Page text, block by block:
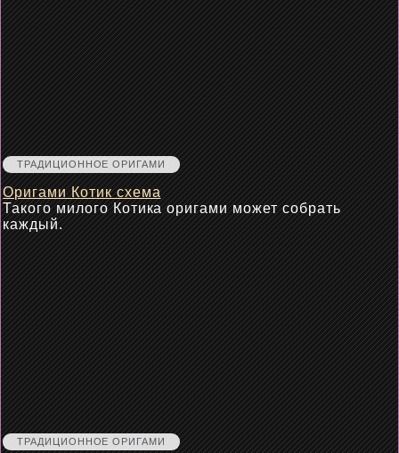
ТРАДИЦИОННОЕ ОРИГАМИ
Оригами Котик схема
Такого милого Котика оригами может собрать
каждый.
ТРАДИЦИОННОЕ ОРИГАМИ